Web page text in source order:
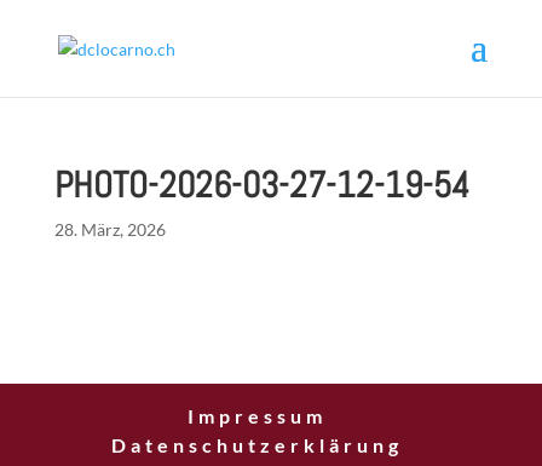
PHOTO-2026-03-27-12-19-54
28. März, 2026
Impressum
Datenschutzerklärung